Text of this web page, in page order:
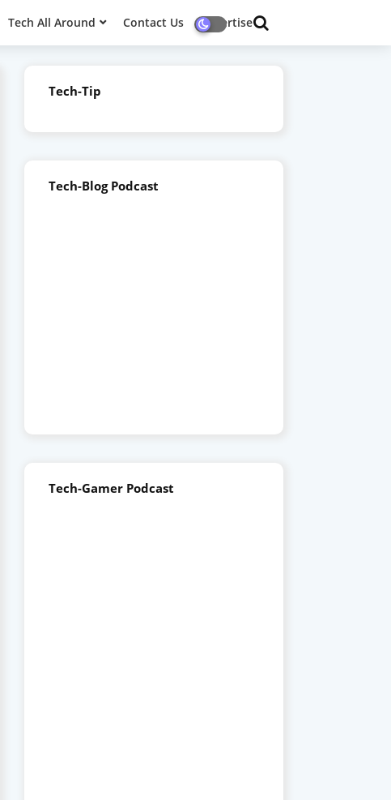
Tech All Around Contact Us Advertise
Tech-Tip
Tech-Blog Podcast
Tech-Gamer Podcast